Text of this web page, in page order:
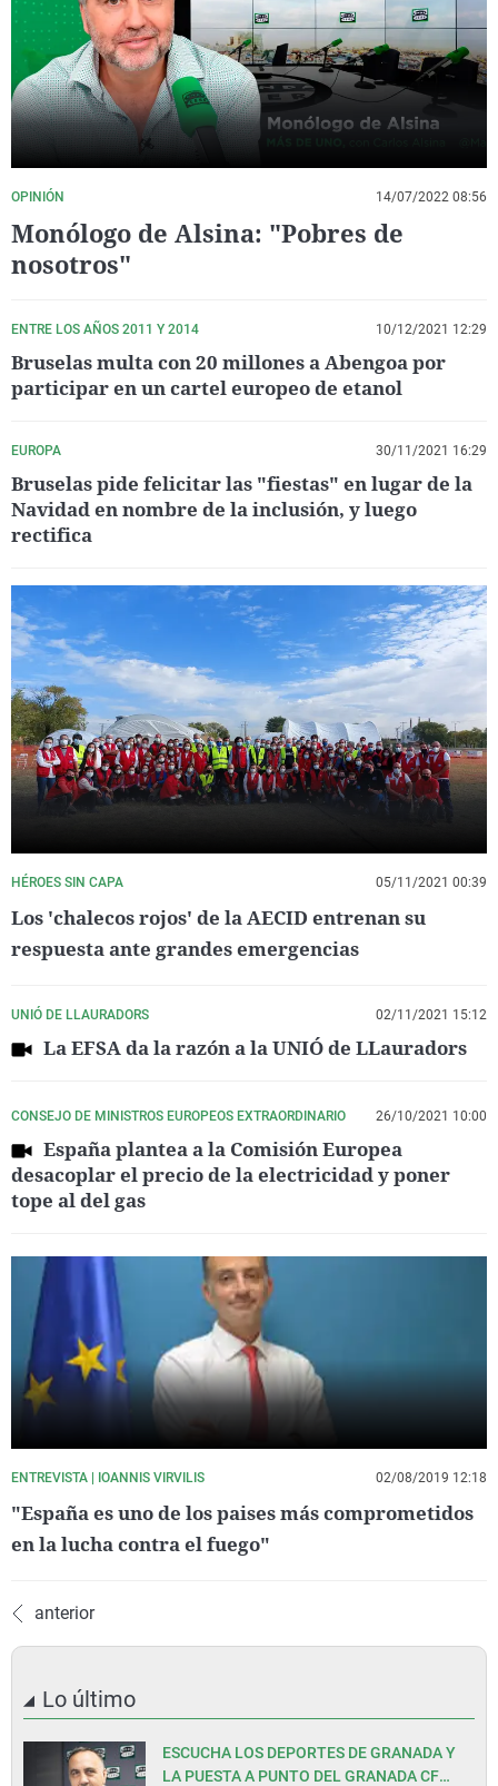
La rosa de los vientos
Gente viajera
Como el perro y el
Caso
Retornados
Equipo de
Operación Viuda
Extremadura
Galicia
La Rioja
Navarra
País Vasco
Virales
Televisión
Elecciones
OPINIÓN 14/07/2022 08:56
Monólogo de Alsina: "Pobres de
nosotros"
ENTRE LOS AÑOS 2011 Y 2014 10/12/2021 12:29
Bruselas multa con 20 millones a Abengoa por
participar en un cartel europeo de etanol
EUROPA 30/11/2021 16:29
Bruselas pide felicitar las "fiestas" en lugar de la
Navidad en nombre de la inclusión, y luego
rectifica
HÉROES SIN CAPA 05/11/2021 00:39
Los 'chalecos rojos' de la AECID entrenan su
respuesta ante grandes emergencias
UNIÓ DE LLAURADORS 02/11/2021 15:12
La EFSA da la razón a la UNIÓ de LLauradors
CONSEJO DE MINISTROS EUROPEOS EXTRAORDINARIO 26/10/2021 10:00
España plantea a la Comisión Europea
desacoplar el precio de la electricidad y poner
tope al del gas
ENTREVISTA | IOANNIS VIRVILIS 02/08/2019 12:18
"España es uno de los paises más comprometidos
en la lucha contra el fuego"
anterior
Lo último
ESCUCHA LOS DEPORTES DE GRANADA Y
LA PUESTA A PUNTO DEL GRANADA CF